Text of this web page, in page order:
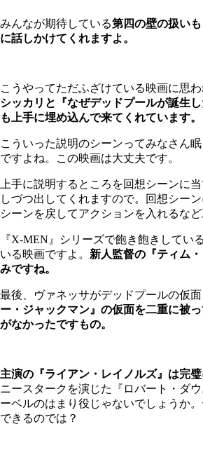
みんなが期待している第四の壁の扱い
に話しかけてくれますよ。
こうやってただふざけている映画に思わ
シッカリと『なぜデッドプールが誕生
も上手に埋め込んで来てくれています。
こういった説明のシーンってみなさん
ですよね。この映画は大丈夫です。
上手に説明するところを回想シーンに
しづつ出してくれますので。回想シー
シーンを戻してアクションを入れるなど
『X-MEN』シリーズで飽き飽きしてい
いる映画ですよ。 新人監督の『ティム
みですね。
最後、ヴァネッサがデッドプールの仮
ー・ジャックマン』の仮面を二重に被
がなかったですもの。
主演の『ライアン・レイノルズ』は完璧
ニースタークを演じた『ロバート・ダ
ーベルのはまり役じゃないでしょうか
できるのでは？